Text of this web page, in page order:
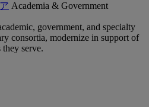
Academia & Government
government, and specialty
consortia, modernize in support of
serve.